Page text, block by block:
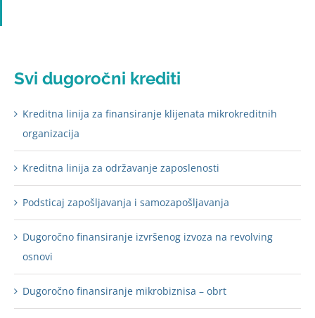
Svi dugoročni krediti
Kreditna linija za finansiranje klijenata mikrokreditnih
organizacija
Kreditna linija za održavanje zaposlenosti
Podsticaj zapošljavanja i samozapošljavanja
Dugoročno finansiranje izvršenog izvoza na revolving
osnovi
Dugoročno finansiranje mikrobiznisa – obrt